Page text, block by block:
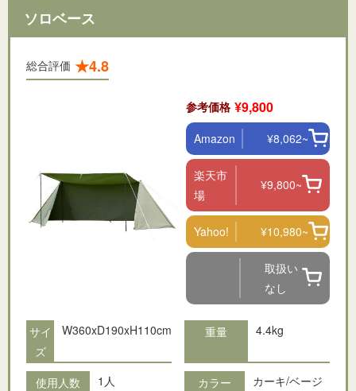
ソロベース
総合評価 ★4.8
参考価格 ¥9,800
Amazon ¥8,062~
楽天市
場
¥9,800~
Yahoo! ¥10,980~
取扱い
なし
サイ
ズ
W360xD190xH110cm 重量 4.4kg
使用人数 1人 カラー
カーキ/ベージ